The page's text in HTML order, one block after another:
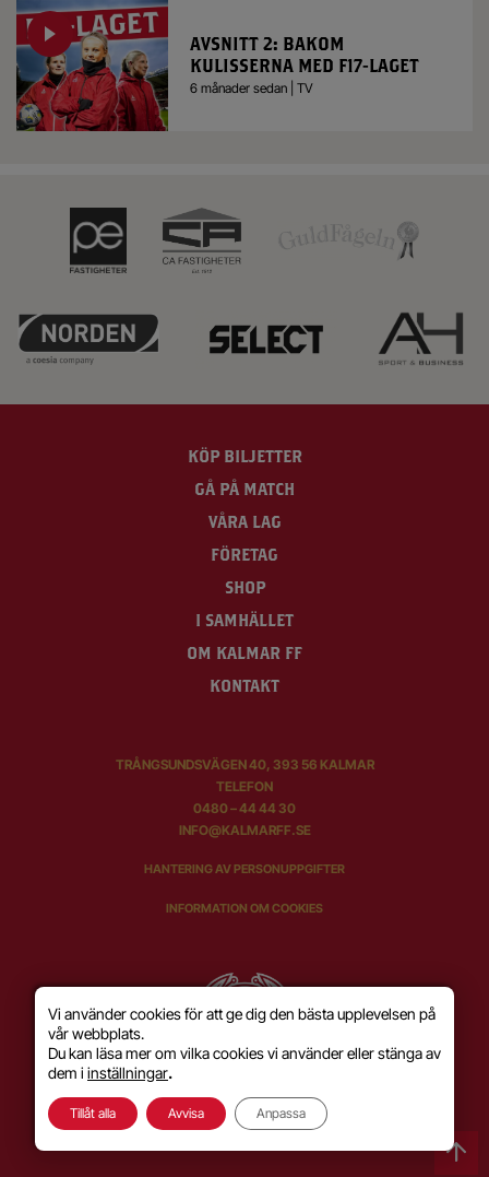
AVSNITT 2: BAKOM
KULISSERNA MED F17-LAGET
6 månader sedan | TV
KÖP BILJETTER
GÅ PÅ MATCH
VÅRA LAG
FÖRETAG
SHOP
I SAMHÄLLET
OM KALMAR FF
KONTAKT
TRÅNGSUNDSVÄGEN 40, 393 56 KALMAR
TELEFON
0480 – 44 44 30
INFO@KALMARFF.SE
HANTERING AV PERSONUPPGIFTER
INFORMATION OM COOKIES
Vi använder cookies för att ge dig den bästa upplevelsen på
vår webbplats.
Du kan läsa mer om vilka cookies vi använder eller stänga av
dem i inställningar.
Tillåt alla Avvisa Anpassa